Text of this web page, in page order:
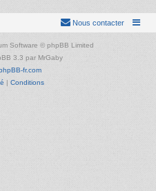
Nous contacter
Software © phpBB Limited
3.3 par MrGaby
fr.com
| Conditions